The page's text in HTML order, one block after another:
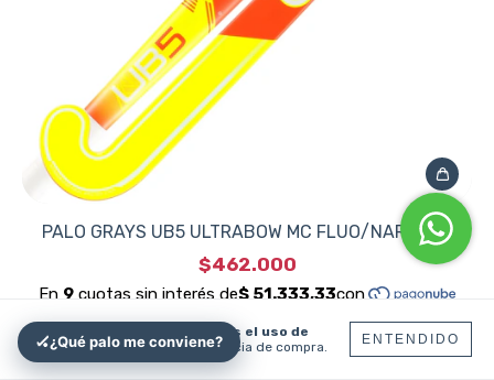
Al navegar por este sitio
aceptás el uso de
cookiespara agilizar tu experiencia de compra. ENTENDIDO
PALO GRAYS UB5 ULTRABOW MC FLUO/NARANJA
$462.000
🏑¿Qué palo me conviene?